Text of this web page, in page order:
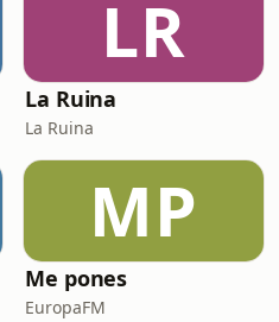
LR
La Ruina
La Ruina
MP
Me pones
EuropaFM